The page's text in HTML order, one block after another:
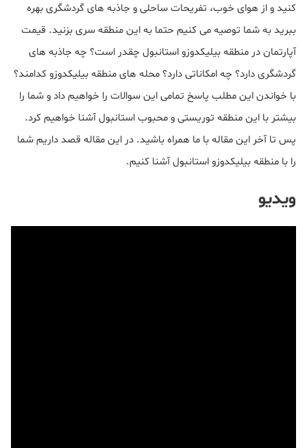
کنید و از هوای خوب، تفریحات ساحلی و جاذبه های گردشگری بهره
ببرید به شما توصیه می کنیم حتما به این منطقه سری بزنید. قیمت
آپارتمان در منطقه بیلیکدوزو استانبول چقدر است؟ چه جاذبه های
گردشگری دارد؟ چه امکاناتی دارد؟ محله های منطقه بیلیکدوزو کدامند؟
با خواندن این مطلب پاسخ تمامی این سوالات را خواهیم داد و شما را
بیشتر با این منطقه توریستی و محبوب استانبول آشنا خواهیم کرد.
پس تا آخر این مقاله با ما همراه باشید. در این مقاله قصد داریم شما
را با منطقه بیلیکدوزو استانبول آشنا کنیم.
ویدیو